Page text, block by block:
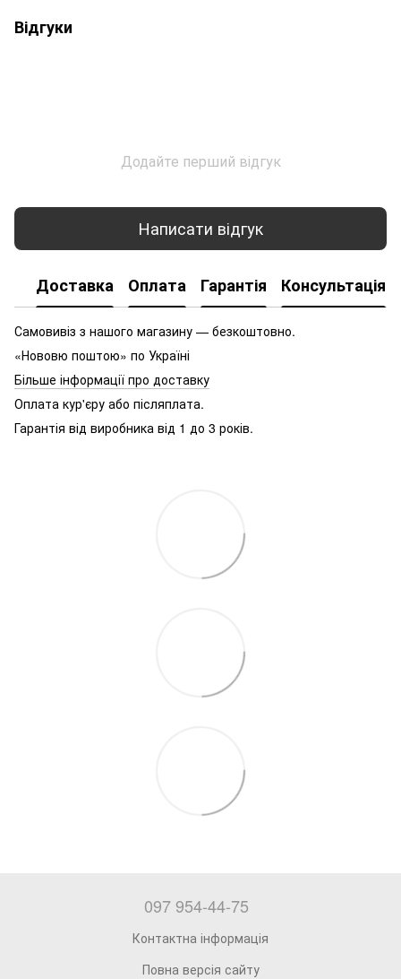
Відгуки
Додайте перший відгук
Написати відгук
Доставка Оплата Гарантія Консультація
Самовивіз з нашого магазину — безкоштовно.
«Нововю поштою» по Україні
Більше інформації про доставку
Оплата кур'єру або післяплата.
Гарантія від виробника від 1 до 3 років.
097 954-44-75
Контактна інформація
Повна версія сайту